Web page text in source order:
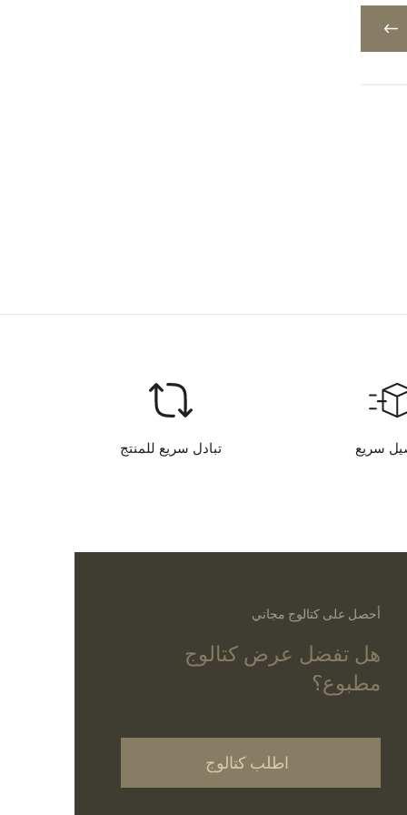
سريع تبادل سريع للمنتج
أحصل على كتالوج مجاني
هل تفضل عرض كتالوج
مطبوع؟
اطلب كتالوج